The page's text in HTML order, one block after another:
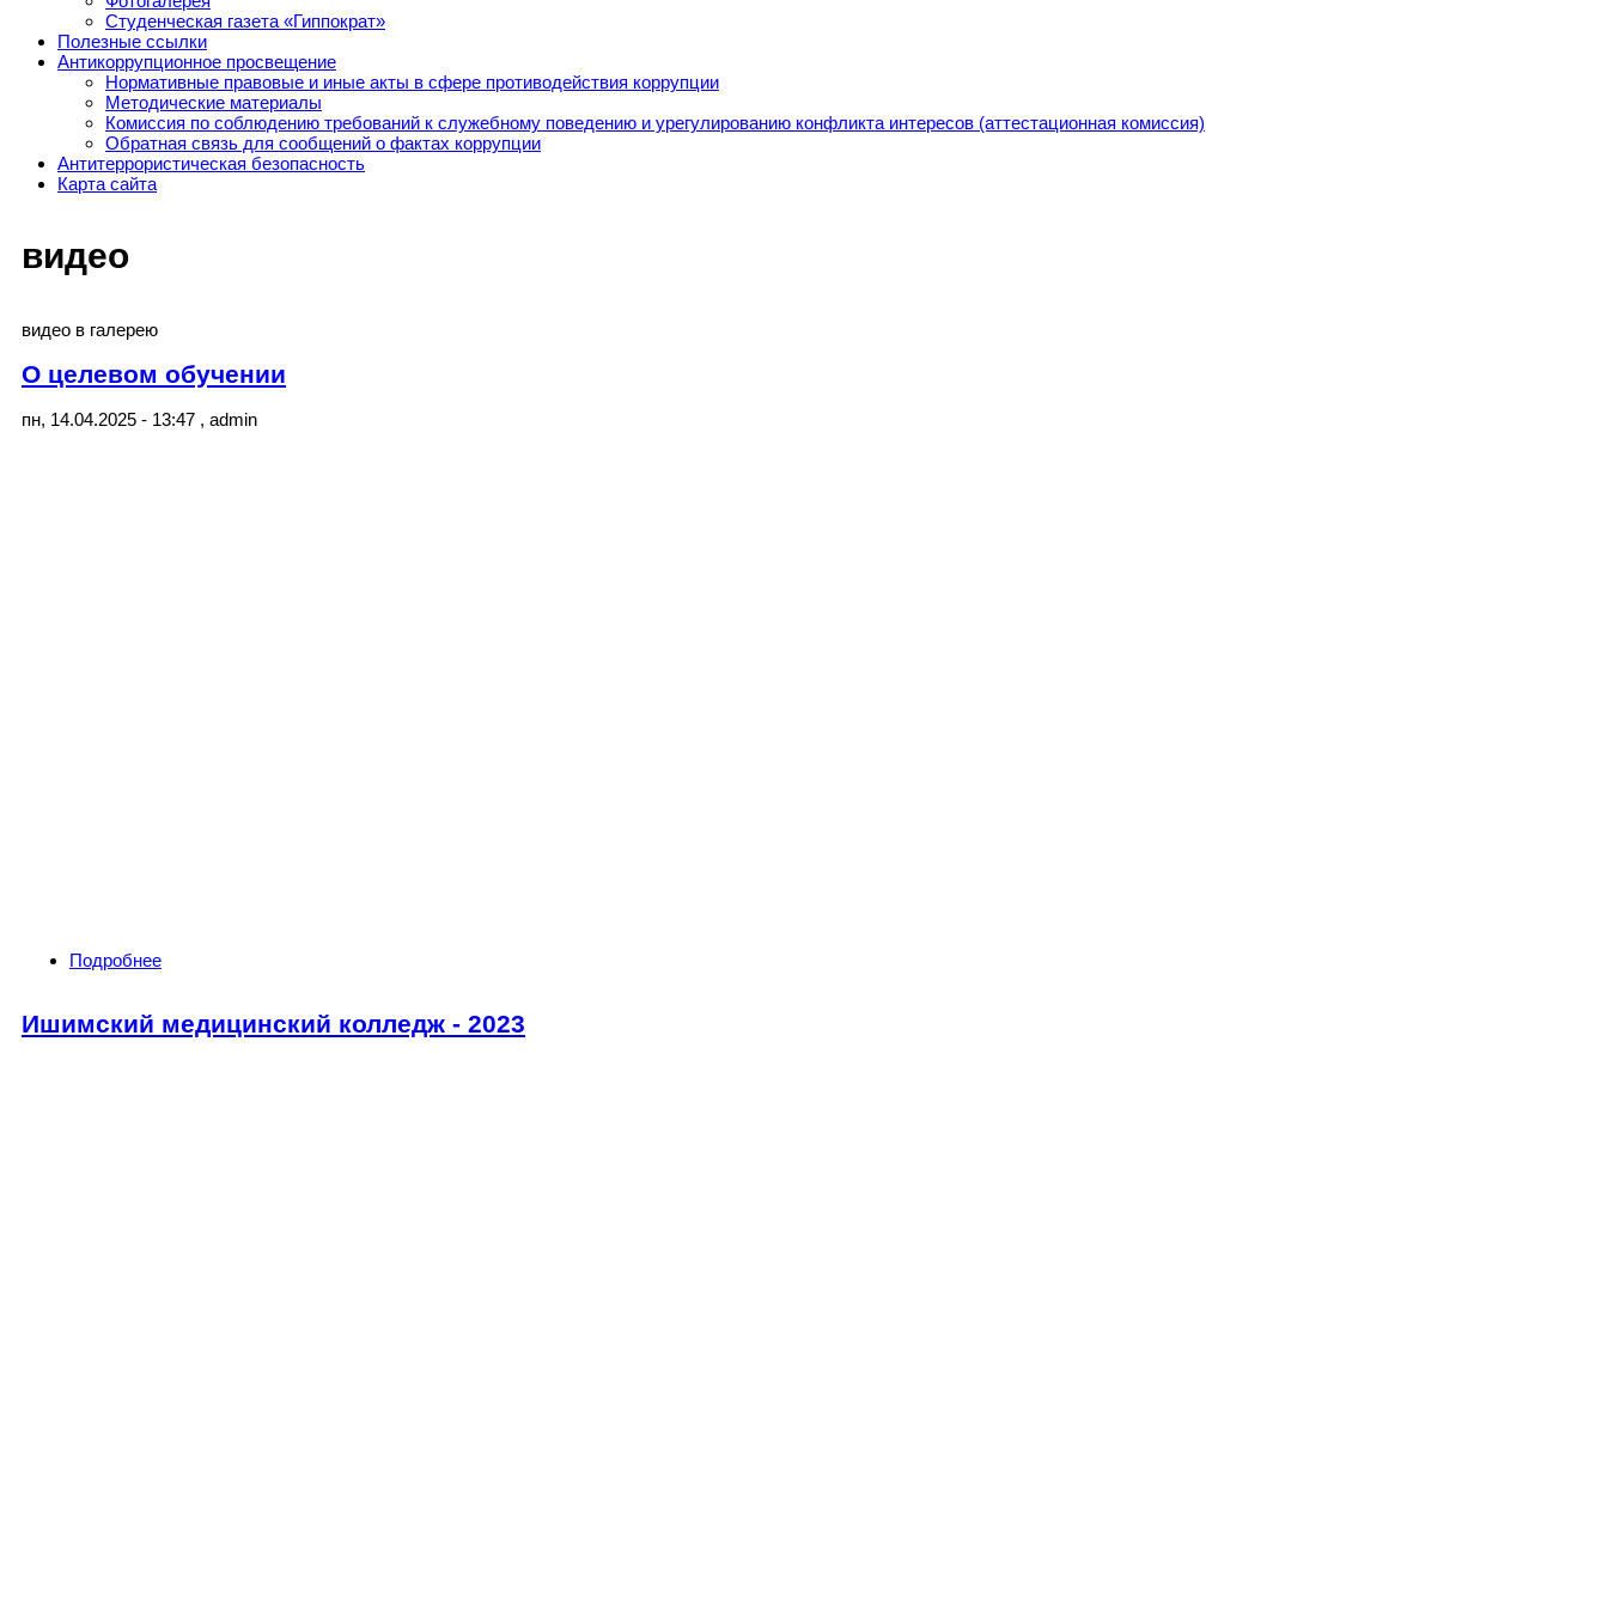
Студенческая газета «Гиппократ»
Полезные ссылки
Антикоррупционное просвещение
Нормативные правовые и иные акты в сфере противодействия коррупции
Методические материалы
Комиссия по соблюдению требований к служебному поведению и урегулированию конфликта интересов (аттестационная комиссия)
Обратная связь для сообщений о фактах коррупции
Антитеррористическая безопасность
Карта сайта
видео
видео в галерею
О целевом обучении
пн, 14.04.2025 - 13:47 , admin
Подробнее
Ишимский медицинский колледж - 2023